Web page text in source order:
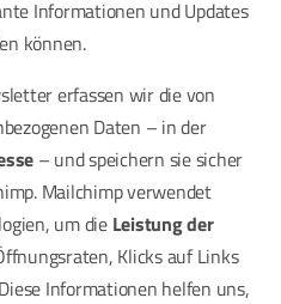
Informationen und Updates
können.
erfassen wir die von
Daten – in der
– und speichern sie sicher
Mailchimp verwendet
um die Leistung der
Klicks auf Links
Informationen helfen uns,